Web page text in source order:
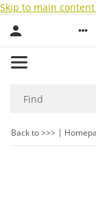
Skip to main content
Back to >>>